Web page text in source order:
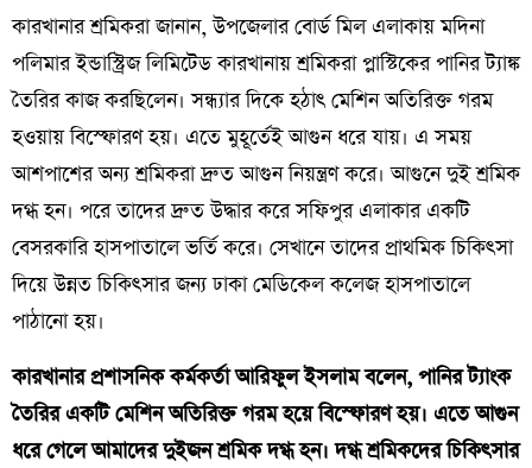
কারখানার শ্রমিকরা জানান, উপজেলার বোর্ড মিল এলাকায় মদিনা
পলিমার ইন্ডাস্ট্রিজ লিমিটেড কারখানায় শ্রমিকরা প্লাস্টিকের পানির ট্যাঙ্ক
তৈরির কাজ করছিলেন। সন্ধ্যার দিকে হঠাৎ মেশিন অতিরিক্ত গরম
হওয়ায় বিস্ফোরণ হয়। এতে মুহূর্তেই আগুন ধরে যায়। এ সময়
আশপাশের অন্য শ্রমিকরা দ্রুত আগুন নিয়ন্ত্রণ করে। আগুনে দুই শ্রমিক
দগ্ধ হন। পরে তাদের দ্রুত উদ্ধার করে সফিপুর এলাকার একটি
বেসরকারি হাসপাতালে ভর্তি করে। সেখানে তাদের প্রাথমিক চিকিৎসা
দিয়ে উন্নত চিকিৎসার জন্য ঢাকা মেডিকেল কলেজ হাসপাতালে
পাঠানো হয়।
কারখানার প্রশাসনিক কর্মকর্তা আরিফুল ইসলাম বলেন, পানির ট্যাংক
তৈরির একটি মেশিন অতিরিক্ত গরম হয়ে বিস্ফোরণ হয়। এতে আগুন
ধরে গেলে আমাদের দুইজন শ্রমিক দগ্ধ হন। দগ্ধ শ্রমিকদের চিকিৎসার